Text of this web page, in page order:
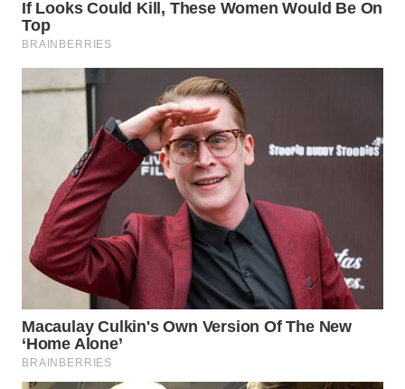
WN
DANAU
WN
LANGKAT
WN
TAPANULI
SELATAN
WN
TANJUNG
LESUNG